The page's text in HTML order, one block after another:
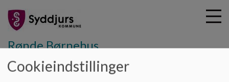
Rønde Børnehus
Cookieindstillinger